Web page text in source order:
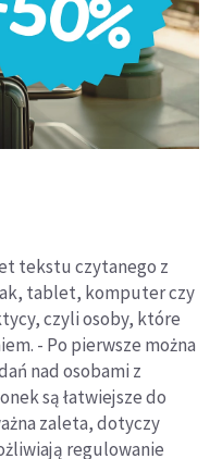
tekstu czytanego z
tablet, komputer czy
czyli osoby, które
- Po pierwsze można
nad osobami z
są łatwiejsze do
zaleta, dotyczy
regulowanie